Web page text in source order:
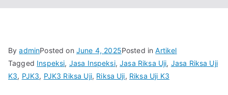
ByadminPosted on June 4, 2025Posted inArtikel
Tagged Inspeksi, Jasa Inspeksi,Jasa Riksa Uji, Jasa Riksa Uji
K3, PJK3, PJK3 Riksa Uji, Riksa Uji, Riksa Uji K3